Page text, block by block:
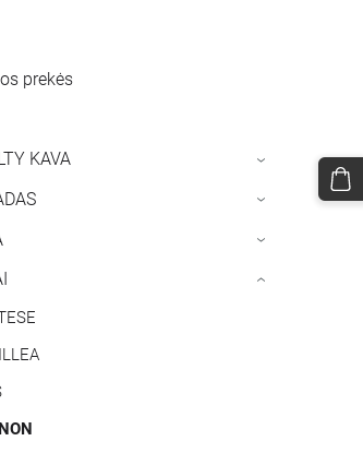
prekės
KAVA
›
›
›
›